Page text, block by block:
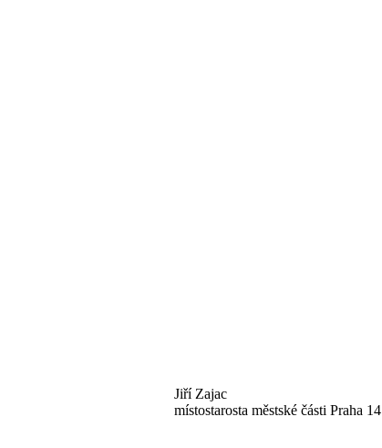
Jiří Zajac
místostarosta městské části Praha 14